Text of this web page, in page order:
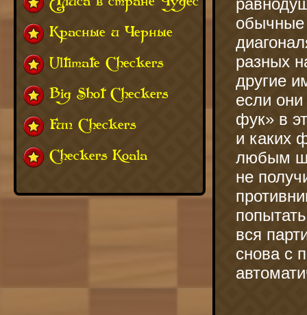
обычные
разных
другие
если
фук» в
и каких
любым
не
вся
снова с
Красные и Черные
Ultimate Checkers
Big Shot Checkers
Fun Checkers
Checkers Koala